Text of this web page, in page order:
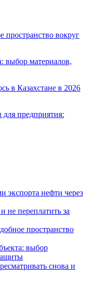
пространство вокруг
выбор материалов,
в Казахстане в 2026
для предприятия:
экспорта нефти через
не переплатить за
пространство
выбор
снова и